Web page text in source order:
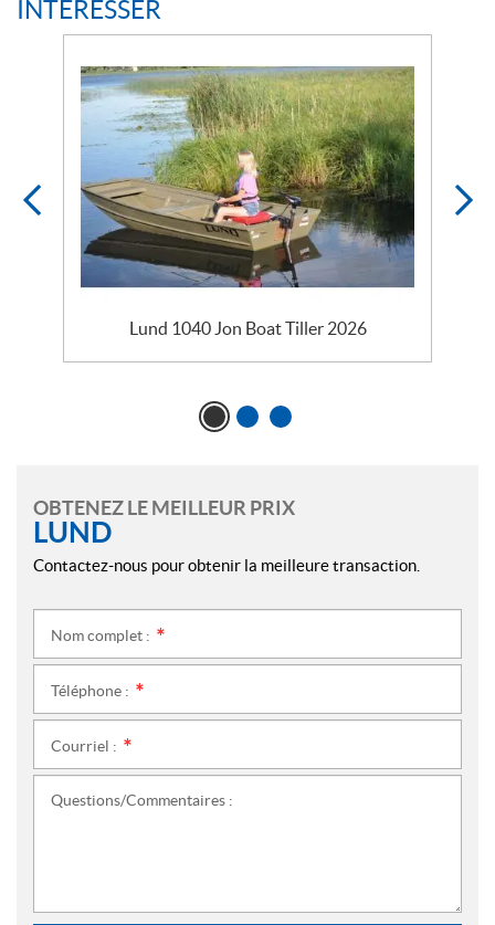
INTÉRESSER
Lund 1040 Jon Boat Tiller 2026
OBTENEZ LE MEILLEUR PRIX
LUND
Contactez-nous pour obtenir la meilleure transaction.
Nom complet :
Téléphone :
Courriel :
Questions/Commentaires :